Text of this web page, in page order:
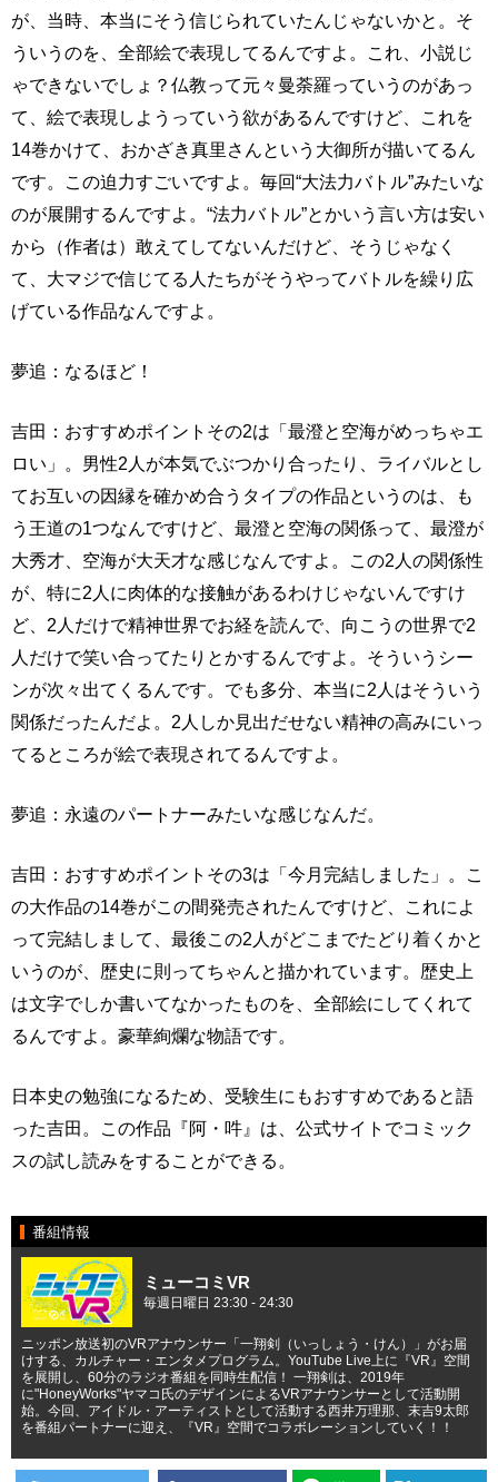
が、当時、本当にそう信じられていたんじゃないかと。そ
ういうのを、全部絵で表現してるんですよ。これ、小説じ
ゃできないでしょ？仏教って元々曼荼羅っていうのがあっ
て、絵で表現しようっていう欲があるんですけど、これを
14巻かけて、おかざき真里さんという大御所が描いてるん
です。この迫力すごいですよ。毎回“大法力バトル”みたいな
のが展開するんですよ。“法力バトル”とかいう言い方は安い
から（作者は）敢えてしてないんだけど、そうじゃなく
て、大マジで信じてる人たちがそうやってバトルを繰り広
げている作品なんですよ。
夢追：なるほど！
吉田：おすすめポイントその2は「最澄と空海がめっちゃエ
ロい」。男性2人が本気でぶつかり合ったり、ライバルとし
てお互いの因縁を確かめ合うタイプの作品というのは、も
う王道の1つなんですけど、最澄と空海の関係って、最澄が
大秀才、空海が大天才な感じなんですよ。この2人の関係性
が、特に2人に肉体的な接触があるわけじゃないんですけ
ど、2人だけで精神世界でお経を読んで、向こうの世界で2
人だけで笑い合ってたりとかするんですよ。そういうシー
ンが次々出てくるんです。でも多分、本当に2人はそういう
関係だったんだよ。2人しか見出だせない精神の高みにいっ
てるところが絵で表現されてるんですよ。
夢追：永遠のパートナーみたいな感じなんだ。
吉田：おすすめポイントその3は「今月完結しました」。こ
の大作品の14巻がこの間発売されたんですけど、これによ
って完結しまして、最後この2人がどこまでたどり着くかと
いうのが、歴史に則ってちゃんと描かれています。歴史上
は文字でしか書いてなかったものを、全部絵にしてくれて
るんですよ。豪華絢爛な物語です。
日本史の勉強になるため、受験生にもおすすめであると語
った吉田。この作品『阿・吽』は、公式サイトでコミック
スの試し読みをすることができる。
番組情報
ミューコミVR
毎週日曜日 23:30 - 24:30
ニッポン放送初のVRアナウンサー「一翔剣（いっしょう・けん）」がお届
けする、カルチャー・エンタメプログラム。YouTube Live上に『VR』空間
を展開し、60分のラジオ番組を同時生配信！ 一翔剣は、2019年
に"HoneyWorks"ヤマコ氏のデザインによるVRアナウンサーとして活動開
始。今回、アイドル・アーティストとして活動する西井万理那、末吉9太郎
を番組パートナーに迎え、『VR』空間でコラボレーションしていく！！